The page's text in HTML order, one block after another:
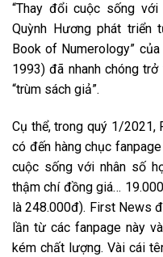
“Thay đổi cuộc sống
Quỳnh Hương phát triển
Book of Numerology”
1993) đã nhanh chóng
“trùm sách giả”.
Cụ thể, trong quý 1/2021,
có đến hàng chục
cuộc sống với nhân số
thậm chí đồng giá…
là 248.000đ). First News
lần từ các fanpage này
kém chất lượng. Vài cái